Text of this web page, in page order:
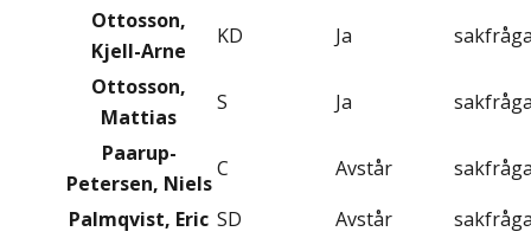
Ottosson,
Kjell-Arne
KD Ja
Ottosson,
Mattias
S Ja
Paarup-
Petersen, Niels
C Avstår
Palmqvist, Eric SD Avstår